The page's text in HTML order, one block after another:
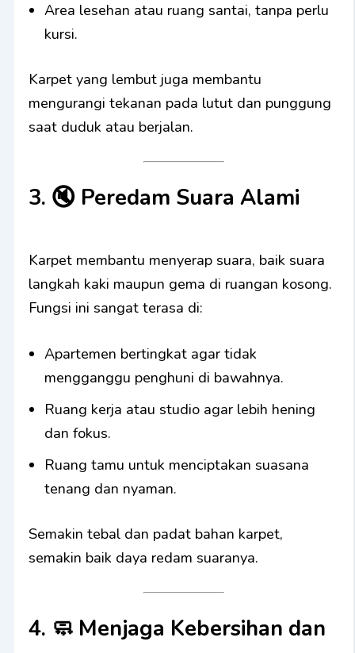
Area lesehan atau ruang santai, tanpa perlu
kursi.
Karpet yang lembut juga membantu
mengurangi tekanan pada lutut dan punggung
saat duduk atau berjalan.
3. 🔇 Peredam Suara Alami
Karpet membantu menyerap suara, baik suara
langkah kaki maupun gema di ruangan kosong.
Fungsi ini sangat terasa di:
Apartemen bertingkat agar tidak
mengganggu penghuni di bawahnya.
Ruang kerja atau studio agar lebih hening
dan fokus.
Ruang tamu untuk menciptakan suasana
tenang dan nyaman.
Semakin tebal dan padat bahan karpet,
semakin baik daya redam suaranya.
4. 🧼 Menjaga Kebersihan dan